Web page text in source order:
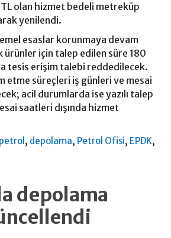
olan hizmet bedeli metreküp
yenilendi.
esaslar korunmaya devam
ürünler için talep edilen süre 180
tesis erişim talebi reddedilecek.
etme süreçleri iş günleri ve mesai
acil durumlarda ise yazılı talep
saatleri dışında hizmet
petrol , depolama, Petrol Ofisi, EPDK,
depolama